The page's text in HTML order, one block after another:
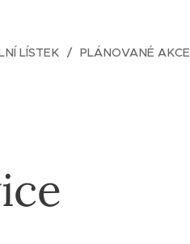
LÍSTEK PLÁNOVANÉ AKCE